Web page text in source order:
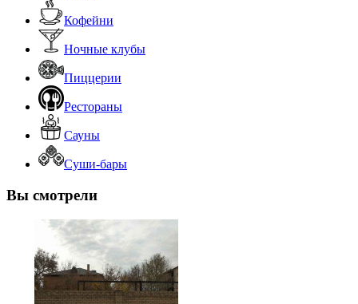
Кофейни
Ночные клубы
Пиццерии
Рестораны
Сауны
Суши-бары
Вы смотрели